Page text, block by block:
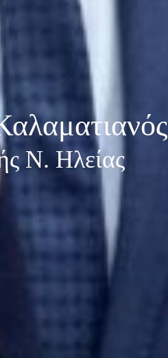
Ν. Ηλείας